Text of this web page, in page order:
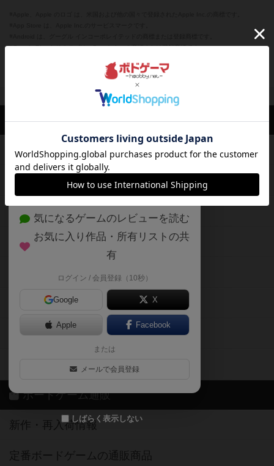
※Google Play とそのロゴは、Google Inc.の商標または登録商標です。
ボドとも一覧 ゾエ マイボードゲーム
閉じる
ボードゲームのプレイ履歴を記録し
て、
自分のデータを管理しませんか？
約75,000人がボドゲーマを利用中！
気になるゲームのレビューを読む
お気に入り作品・所有リストの共
有
ログイン / 会員登録（10秒）
Google X
Apple Facebook
または
メールで会員登録
しばらく表示しない
ボドゲーマTOP
ボードゲームを検索する
ボードゲームの新着レビュー
ボードゲーム会情報
メカニクス特集
掲示板・トピックス
ボドとも・会員一覧
ボードゲーム業界コラム
ボドゲーマご利用案内
ボードゲーム通販
新作・再入荷情報
定番ボードゲームの通販商品